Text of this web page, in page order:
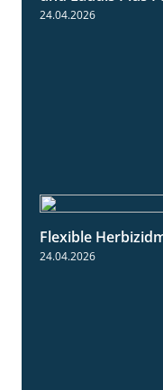
24.04.2026
Flexible
24.04.2026